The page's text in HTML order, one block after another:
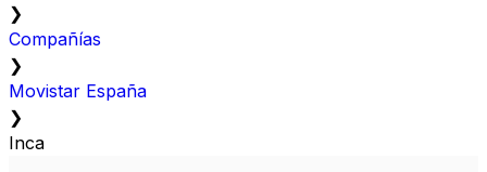
❯
Compañías
❯
Movistar España
❯
Inca